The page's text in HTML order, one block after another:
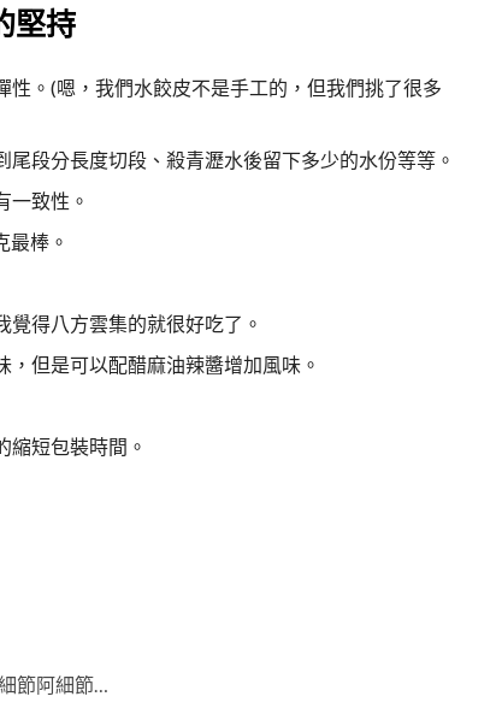
堅持
。(嗯，我們水餃皮不是手工的，但我們挑了很多
段分長度切段、殺青瀝水後留下多少的水份等等。
一致性。
最棒。
得八方雲集的就很好吃了。
但是可以配醋麻油辣醬增加風味。
縮短包裝時間。
節阿細節…